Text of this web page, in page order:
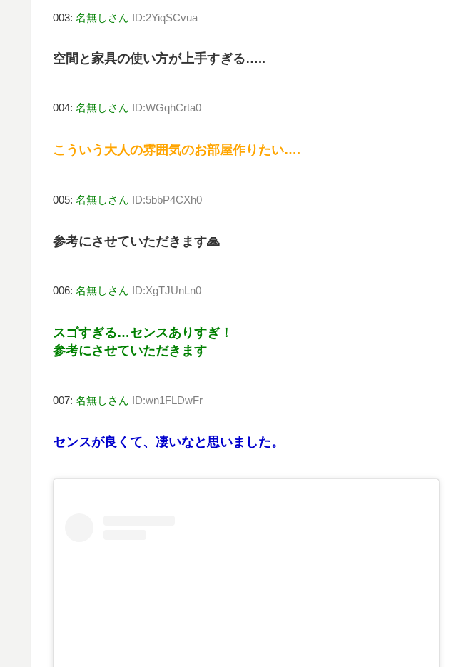
003: 名無しさん ID:2YiqSCvua
空間と家具の使い方が上手すぎる…..
004: 名無しさん ID:WGqhCrta0
こういう大人の雰囲気のお部屋作りたい….
005: 名無しさん ID:5bbP4CXh0
参考にさせていただきます🙏
006: 名無しさん ID:XgTJUnLn0
スゴすぎる…センスありすぎ！
参考にさせていただきます
007: 名無しさん ID:wn1FLDwFr
センスが良くて、凄いなと思いました。